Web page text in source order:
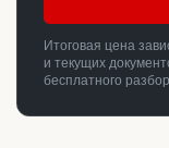
Итоговая цена
и текущих
бесплатного